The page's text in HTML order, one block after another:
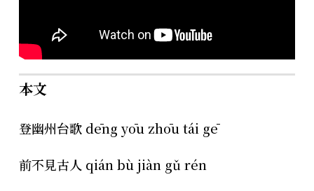
本文
登幽州台歌 dēng yōu zhōu tái gē
前不見古人 qián bù jiàn gǔ rén